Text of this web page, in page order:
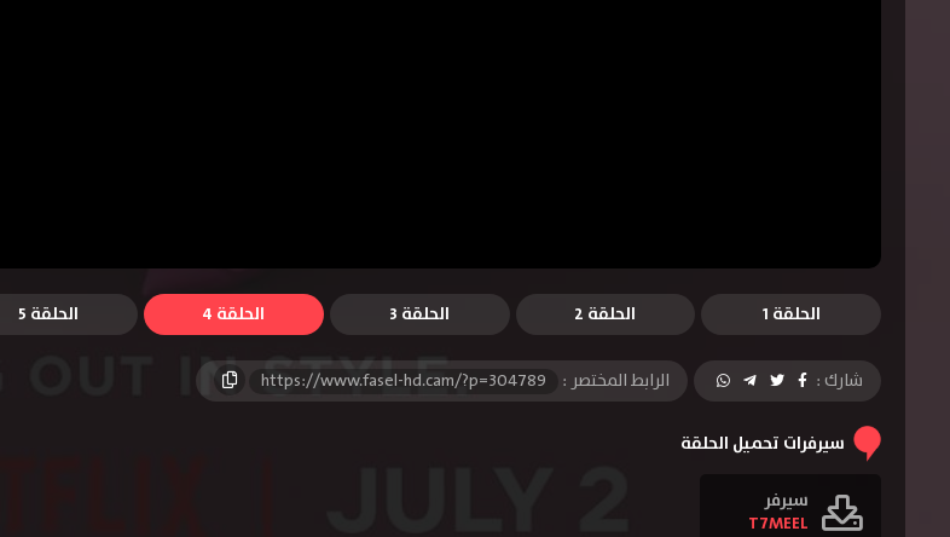
الحلقة 1 الحلقة 2 الحلقة 3 الحلقة 4 الحلقة 5
شارك : الرابط المختصر : https://www.fasel-hd.cam/?p=304789
سيرفرات تحميل الحلقة
سيرفر
T7MEEL